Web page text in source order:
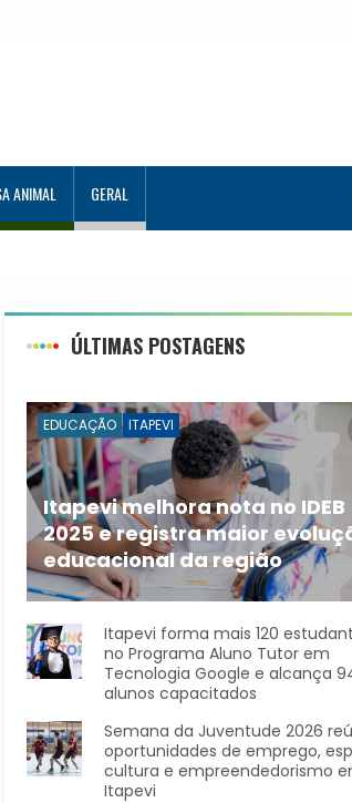
ANIMAL GERAL
ÚLTIMAS POSTAGENS
EDUCAÇÃO ITAPEVI
Itapevi melhora nota no IDEB
2025 e registra maior
educacional da região
A rede municipal de ensino
Itapevi forma mais 120
no Programa Aluno Tutor em
Tecnologia Google e alcança
alunos capacitados
Semana da Juventude 2026
oportunidades de emprego,
cultura e empreendedorismo
Itapevi